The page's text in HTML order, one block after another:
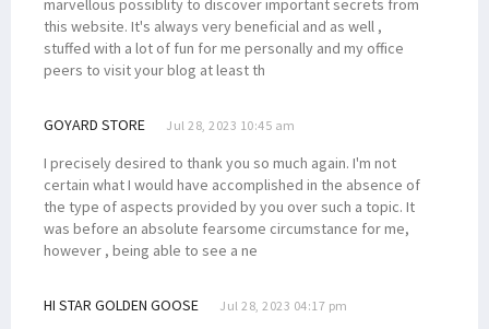
marvellous possiblity to discover important secrets from
this website. It's always very beneficial and as well ,
stuffed with a lot of fun for me personally and my office
peers to visit your blog at least th
GOYARD STORE Jul 28, 2023 10:45 am
I precisely desired to thank you so much again. I'm not
certain what I would have accomplished in the absence of
the type of aspects provided by you over such a topic. It
was before an absolute fearsome circumstance for me,
however , being able to see a ne
HI STAR GOLDEN GOOSE Jul 28, 2023 04:17 pm